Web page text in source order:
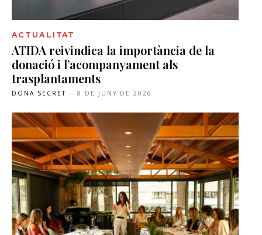
ACTUALITAT
ATIDA reivindica la importància de la
donació i l’acompanyament als
trasplantaments
DONA SECRET - 8 DE JUNY DE 2026